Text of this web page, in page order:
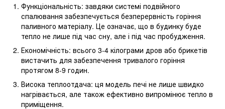
Функціональність: завдяки системі подвійного
спалювання забезпечується безперервність горіння
паливного матеріалу. Це означає, що в будинку буде
тепло не лише під час сну, але і під час пробудження.
Економічність: всього 3-4 кілограми дров або брикетів
вистачить для забезпечення тривалого горіння
протягом 8-9 годин.
Висока теплоотдача: ця модель печі не лише швидко
нагрівається, але також ефективно випромінює тепло в
приміщення.